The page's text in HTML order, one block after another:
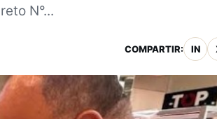
N°...
COMPARTIR: IN